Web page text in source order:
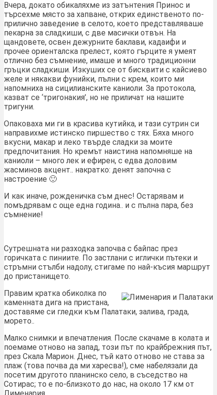
Вчера, докато обикаляхме из затънтения Принос и
търсехме място за хапване, открих единственото по-
прилично заведение в селото, което представляваше
пекарна за сладкиши, с две масички отвън. На
щандовете, освен дежурните баклави, кадаифи и
прочее ориенталска прелест, която гърците я умеят
отлично без съмнение, имаше и много традиционни
гръцки сладкиши. Изкуших се от бисквити с кайсиево
желе и някакви фунийки, пълни с крем, които ми
напомниха на сицилианските каниоли. За протокола,
казват се ‘тригонакия’, но не приличат на нашите
тригуни.
Опаковаха ми ги в красива кутийка, и тази сутрин си
направихме истинско пиршество с тях. Бяха много
вкусни, макар и леко твърде сладки за моите
предпочитания. Но кремът наистина напомняше на
каниоли – много лек и ефирен, с едва доловим
жасминов акцент.. накратко: денят започна с
настроение 🙂
И как иначе, рожденичка съм днес! Остарявам и
помъдрявам с още една година.. и с пълна пара, без
съмнение!
Сутрешната ни разходка започва с байпас през
горичката с пиниите. По застлани с иглички пътеки и
стръмни стълби надолу, стигаме по най-късия маршрут
до пристанището.
Правим кратка обиколка по
каменната дига на пристана,
доставяме си гледки към Палатаки, залива, града,
морето..
Малко снимки и впечатления. После скачаме в колата и
поемаме отново на запад, този път по крайбрежния път,
през Скала Марион. Днес, тъй като отново не става за
плаж (това почва да ми харесва!), сме набелязали да
посетим другото планинско село, в съседство на
Сотирас; то е по-близкото до нас, на около 17 км от